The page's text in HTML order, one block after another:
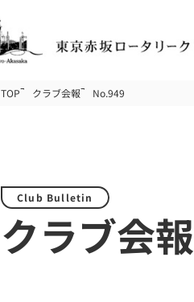
TOP クラブ会報 No.949
Club Bulletin
クラブ会報